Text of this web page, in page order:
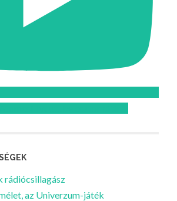
rádiócsillagász
az Univerzum-játék